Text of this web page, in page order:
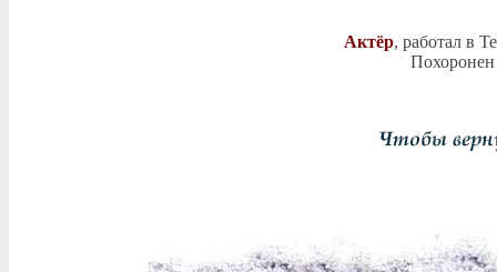
Актёр, работал в
Похоронен